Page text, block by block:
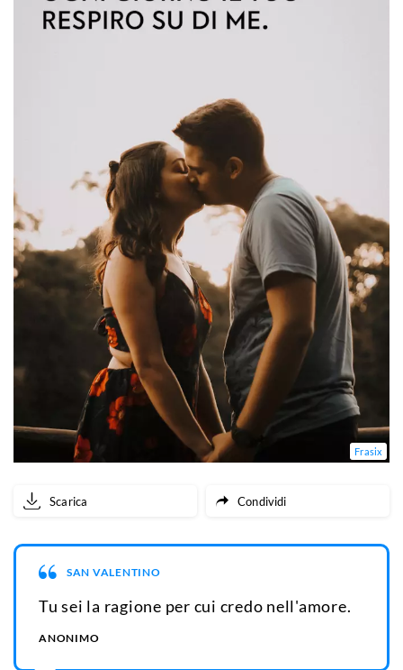
Frasix
Scarica Condividi
SAN VALENTINO
Tu sei la ragione per cui credo nell'amore.
ANONIMO